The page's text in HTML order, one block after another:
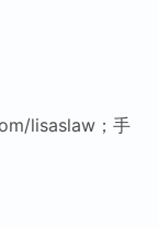
lisaslaw；手